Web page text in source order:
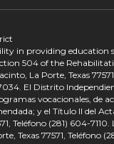
in providing
504 of the
La Porte, Texas
El Distrito
vocacionales, de
y el Título II del
Teléfono (281) 604-
Texas 77571, Teléfono